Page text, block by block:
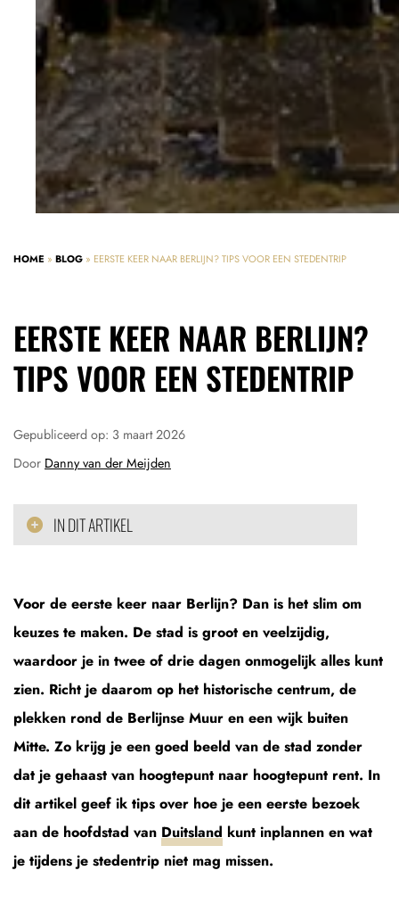
HOME » BLOG » EERSTE KEER NAAR BERLIJN? TIPS VOOR EEN STEDENTRIP
EERSTE KEER NAAR BERLIJN?
TIPS VOOR EEN STEDENTRIP
Gepubliceerd op: 3 maart 2026
Door Danny van der Meijden
IN DIT ARTIKEL
Voor de eerste keer naar Berlijn? Dan is het slim om
keuzes te maken. De stad is groot en veelzijdig,
waardoor je in twee of drie dagen onmogelijk alles kunt
zien. Richt je daarom op het historische centrum, de
plekken rond de Berlijnse Muur en een wijk buiten
Mitte. Zo krijg je een goed beeld van de stad zonder
dat je gehaast van hoogtepunt naar hoogtepunt rent. In
dit artikel geef ik tips over hoe je een eerste bezoek
aan de hoofdstad van Duitsland kunt inplannen en wat
je tijdens je stedentrip niet mag missen.